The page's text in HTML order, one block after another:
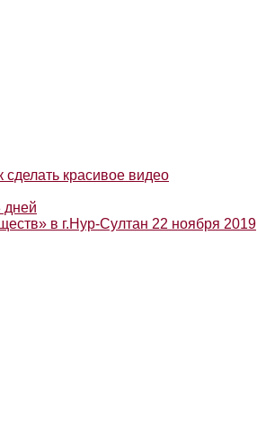
красивое видео
дней
в г.Нур-Султан 22 ноября 2019